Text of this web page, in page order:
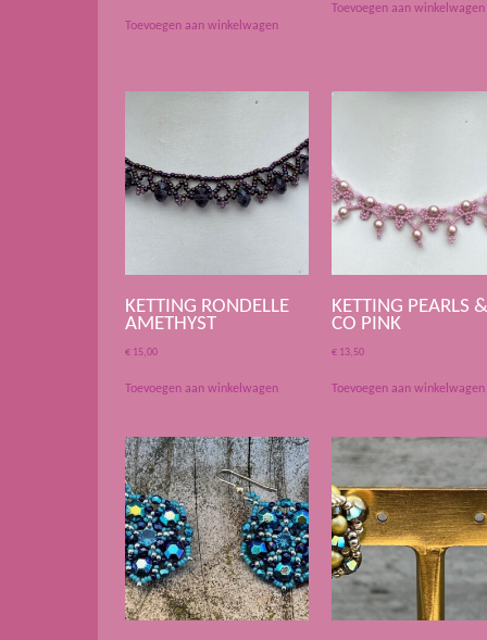
Toevoegen aan winkelwagen
Toevoegen aan winkelwagen
KETTING RONDELLE
AMETHYST
€ 15,00
Toevoegen aan winkelwagen
KETTING PEARLS
CO PINK
€ 13,50
Toevoegen aan winkelwagen